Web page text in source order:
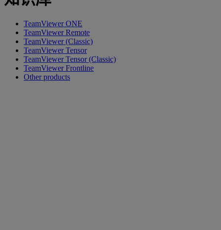
TeamViewer ONE
TeamViewer Remote
TeamViewer (Classic)
TeamViewer Tensor
TeamViewer Tensor (Classic)
TeamViewer Frontline
Other products